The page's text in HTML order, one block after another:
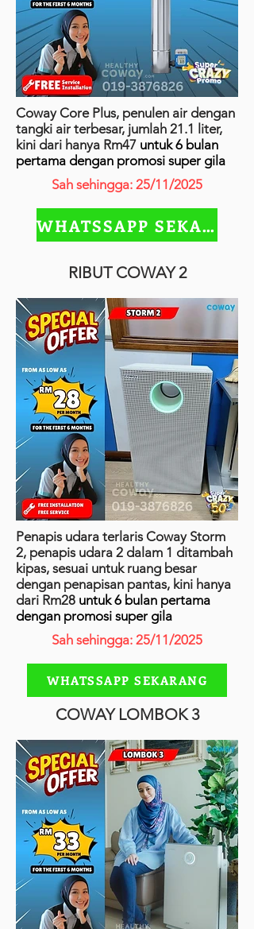
Coway Core Plus, penulen air dengan
tangki air terbesar, jumlah 21.1 liter,
kini dari hanya Rm47 untuk 6 bulan
pertama dengan promosi super gila
Sah sehingga: 25/11/2025
WHATSSAPP SEKARANG
RIBUT COWAY 2
Penapis udara terlaris Coway Storm
2, penapis udara 2 dalam 1 ditambah
kipas, sesuai untuk ruang besar
dengan penapisan pantas, kini hanya
dari Rm28 untuk 6 bulan pertama
dengan promosi super gila
Sah sehingga: 25/11/2025
WHATSSAPP SEKARANG
COWAY LOMBOK 3